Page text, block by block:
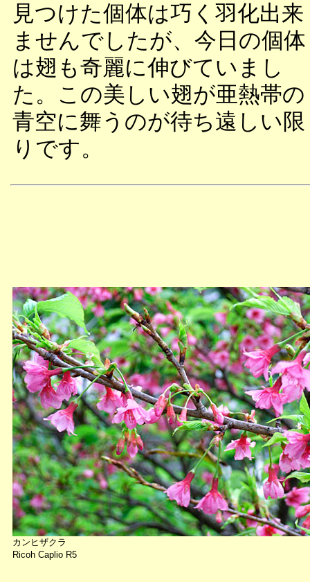
見つけた個体は巧く羽化出来
ませんでしたが、今日の個体
は翅も奇麗に伸びていまし
た。この美しい翅が亜熱帯の
青空に舞うのが待ち遠しい限
りです。
カンヒザクラ
Ricoh Caplio R5